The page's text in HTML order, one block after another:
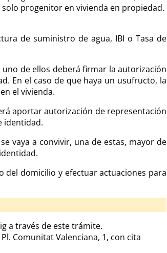
progenitor en vivienda en propiedad.
de suministro de agua, IBI o Tasa de
de ellos deberá firmar la autorización
En el caso de que haya un usufructo, la
en el vivienda.
aportar autorización de representación
identidad.
vaya a convivir, una de estas, mayor de
identidad.
del domicilio y efectuar actuaciones para
a través de este trámite.
Comunitat Valenciana, 1, con cita